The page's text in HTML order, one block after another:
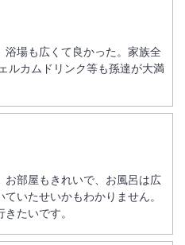
場も広くて良かった。家族全
ルカムドリンク等も孫達が大満
部屋もきれいで、お風呂は広
いたせいかもわかりません。
たいです。